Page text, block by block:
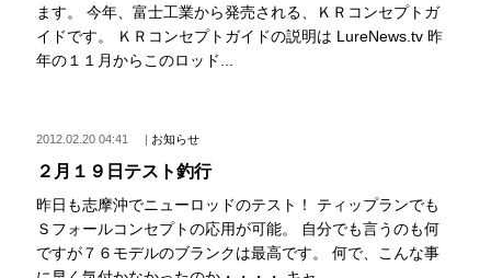
ます。 今年、富士工業から発売される、ＫＲコンセプトガ
イドです。 ＫＲコンセプトガイドの説明は LureNews.tv 昨
年の１１月からこのロッド...
2012.02.20 04:41 | お知らせ
２月１９日テスト釣行
昨日も志摩沖でニューロッドのテスト！ ティップランでも
Ｓフォールコンセプトの応用が可能。 自分でも言うのも何
ですが７６モデルのブランクは最高です。 何で、こんな事